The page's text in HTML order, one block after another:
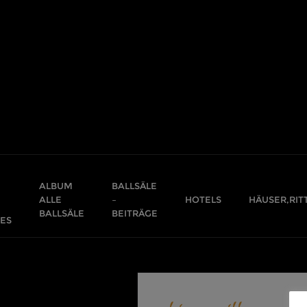
ALBUM
ALLE
BALLSÄLE
BALLSÄLE
–
BEITRÄGE
HOTELS